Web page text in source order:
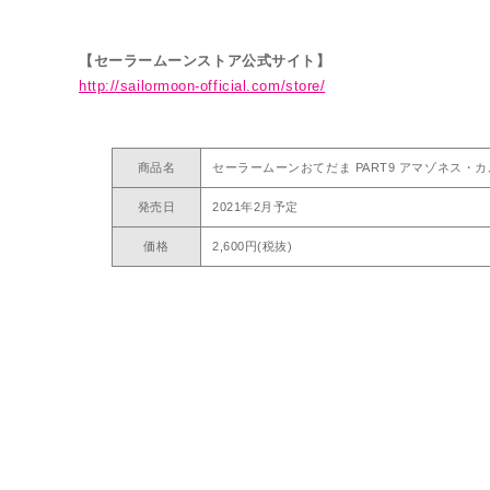
【セーラームーンストア公式サイト】
http://sailormoon-official.com/store/
商品名 セーラームーンおてだま PART9 アマゾネス・カ
発売日 2021年2月予定
価格 2,600円(税抜)